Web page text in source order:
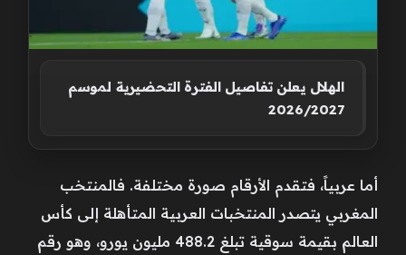
الهلال يعلن تفاصيل الفترة التحضيرية لموسم
2026/2027
أما عربياً، فتقدم الأرقام صورة مختلفة. فالمنتخب
المغربي يتصدر المنتخبات العربية المتأهلة إلى كأس
العالم بقيمة سوقية تبلغ 488.2 مليون يورو، وهو رقم